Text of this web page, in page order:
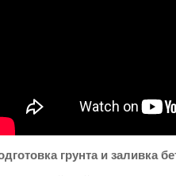
грунта и заливка